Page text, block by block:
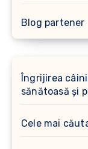
Blog partener
Îngrijirea
sănătoasă și
Cele mai